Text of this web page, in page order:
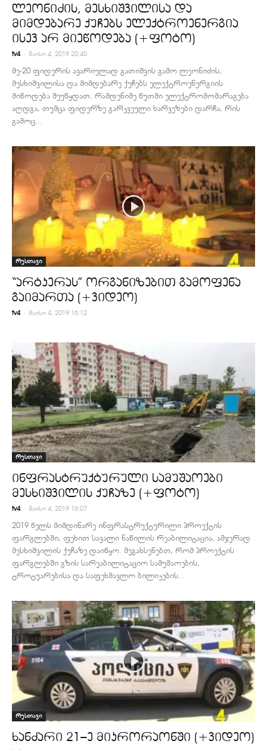
ლეონიძის, მესხიშვილისა და
მიმდებარე ქუჩებს ელექტროენერგია
ისევ არ მიეწოდება (+ფოტო)
tv4 - მაისი 4, 2019 20:40
მე-20 ფიდერის ავარიულად გათიშვის გამო ლეონიძის,
მესხიშვილისა და მიმდებარე ქუჩებს ელექტროენერგიის
მიწოდება შეუწყდათ. რამდენიმე წუთში ელექტრომომარაგება
აღდგა, თუმცა ფიდერზე გარკვეული ხარვეზები დარჩა, რის
გამოც...
რუსთავი
“არტკერას” ორგანიზებით გამოფენა
გაიმართა (+ვიდეო)
tv4 - მაისი 4, 2019 16:12
რუსთავი
ინფრასტრუქტურული სამუშაოები
მესხიშვილის ქუჩაზე (+ფოტო)
tv4 - მაისი 4, 2019 16:07
2019 წელს მიმდინარე ინფრასტრუქტურილი პროექტის
ფარგლებში, ფეხით სავალი ნაწილის რეაბილიტაცია, ამჯერად
მესხიშვილის ქუჩაზე დაიწყო. შეგახსენებთ, რომ პროექტის
ფარგლებში გზის სარეაბილიტაციო სამუშაოების,
ტროტუარებისა და საფეხმავლო ბილიკების...
რუსთავი
ხანძარი 21–ე მიკრორაონში (+ვიდეო)